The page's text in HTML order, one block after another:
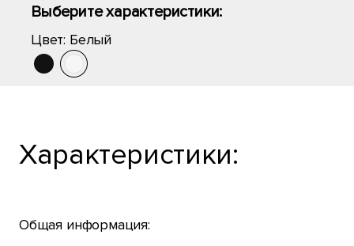
Выберите характеристики:
Цвет: Белый
Характеристики:
Общая информация: